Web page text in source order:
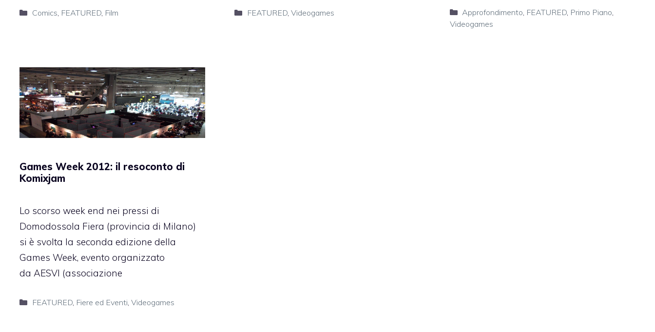
Categorie
Comics FEATURED, Film Categorie
FEATURED ,Videogames Categorie
Approfondimento FEATURED Primo Piano
Videogames
Games Week 2012: il resoconto di
Komixjam
Lo scorso week end nei pressi di
Domodossola Fiera (provincia di Milano)
si è svolta la seconda edizione della
Games Week, evento organizzato
da AESVI (associazione
Categorie
FEATURED, Fiere ed Eventi, Videogames